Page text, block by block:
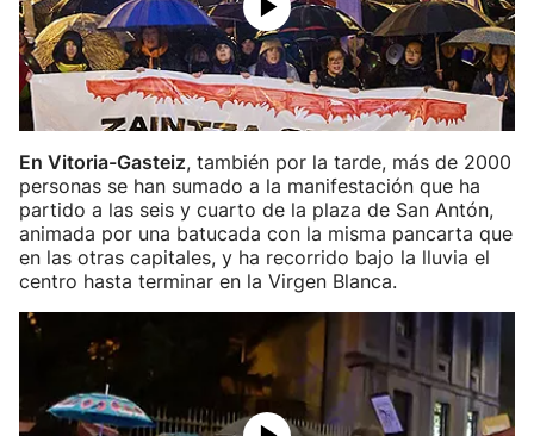
En Vitoria-Gasteiz, también por la tarde, más de 2000
personas se han sumado a la manifestación que ha
partido a las seis y cuarto de la plaza de San Antón,
animada por una batucada con la misma pancarta que
en las otras capitales, y ha recorrido bajo la lluvia el
centro hasta terminar en la Virgen Blanca.